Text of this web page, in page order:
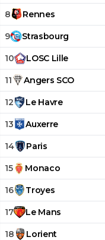
8 Rennes
9 Strasbourg
10 LOSC Lille
11 Angers SCO
12 Le Havre
13 Auxerre
14 Paris
15 Monaco
16 Troyes
17 Le Mans
18 Lorient